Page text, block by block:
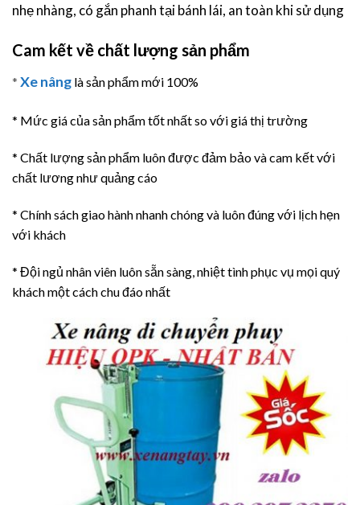
nhẹ nhàng, có gắn phanh tại bánh lái, an toàn khi sử dụng
Cam kết về chất lượng sản phẩm
* Xe nâng là sản phẩm mới 100%
* Mức giá của sản phẩm tốt nhất so với giá thị trường
* Chất lượng sản phẩm luôn được đảm bảo và cam kết với
chất lương như quảng cáo
* Chính sách giao hành nhanh chóng và luôn đúng với lịch hẹn
với khách
* Đội ngủ nhân viên luôn sẵn sàng, nhiệt tình phục vụ mọi quý
khách một cách chu đáo nhất